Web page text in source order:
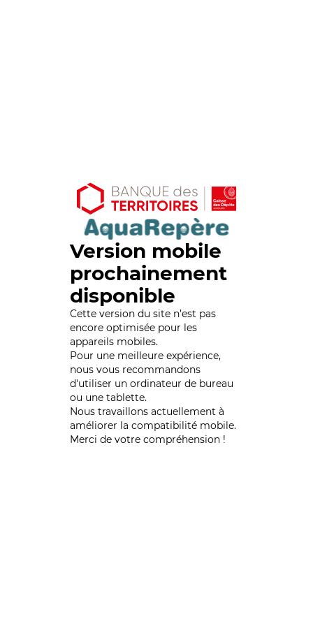
Version mobile
prochainement
disponible
Cette version du site n’est pas
encore optimisée pour les
appareils mobiles.
Pour une meilleure expérience,
nous vous recommandons
d'utiliser un ordinateur de bureau
ou une tablette.
Nous travaillons actuellement à
améliorer la compatibilité mobile.
Merci de votre compréhension !